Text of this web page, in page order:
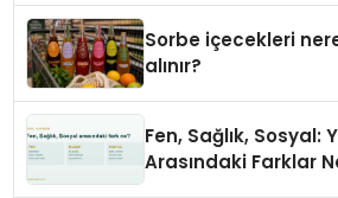
Sorbe içecekleri
alınır?
Fen, Sağlık, Sosyal:
Arasındaki Farklar